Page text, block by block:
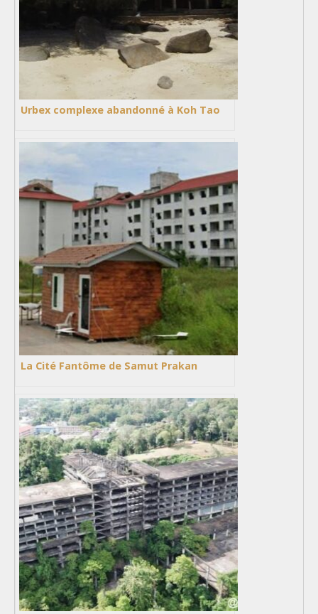
Urbex complexe abandonné à Koh Tao
La Cité Fantôme de Samut Prakan